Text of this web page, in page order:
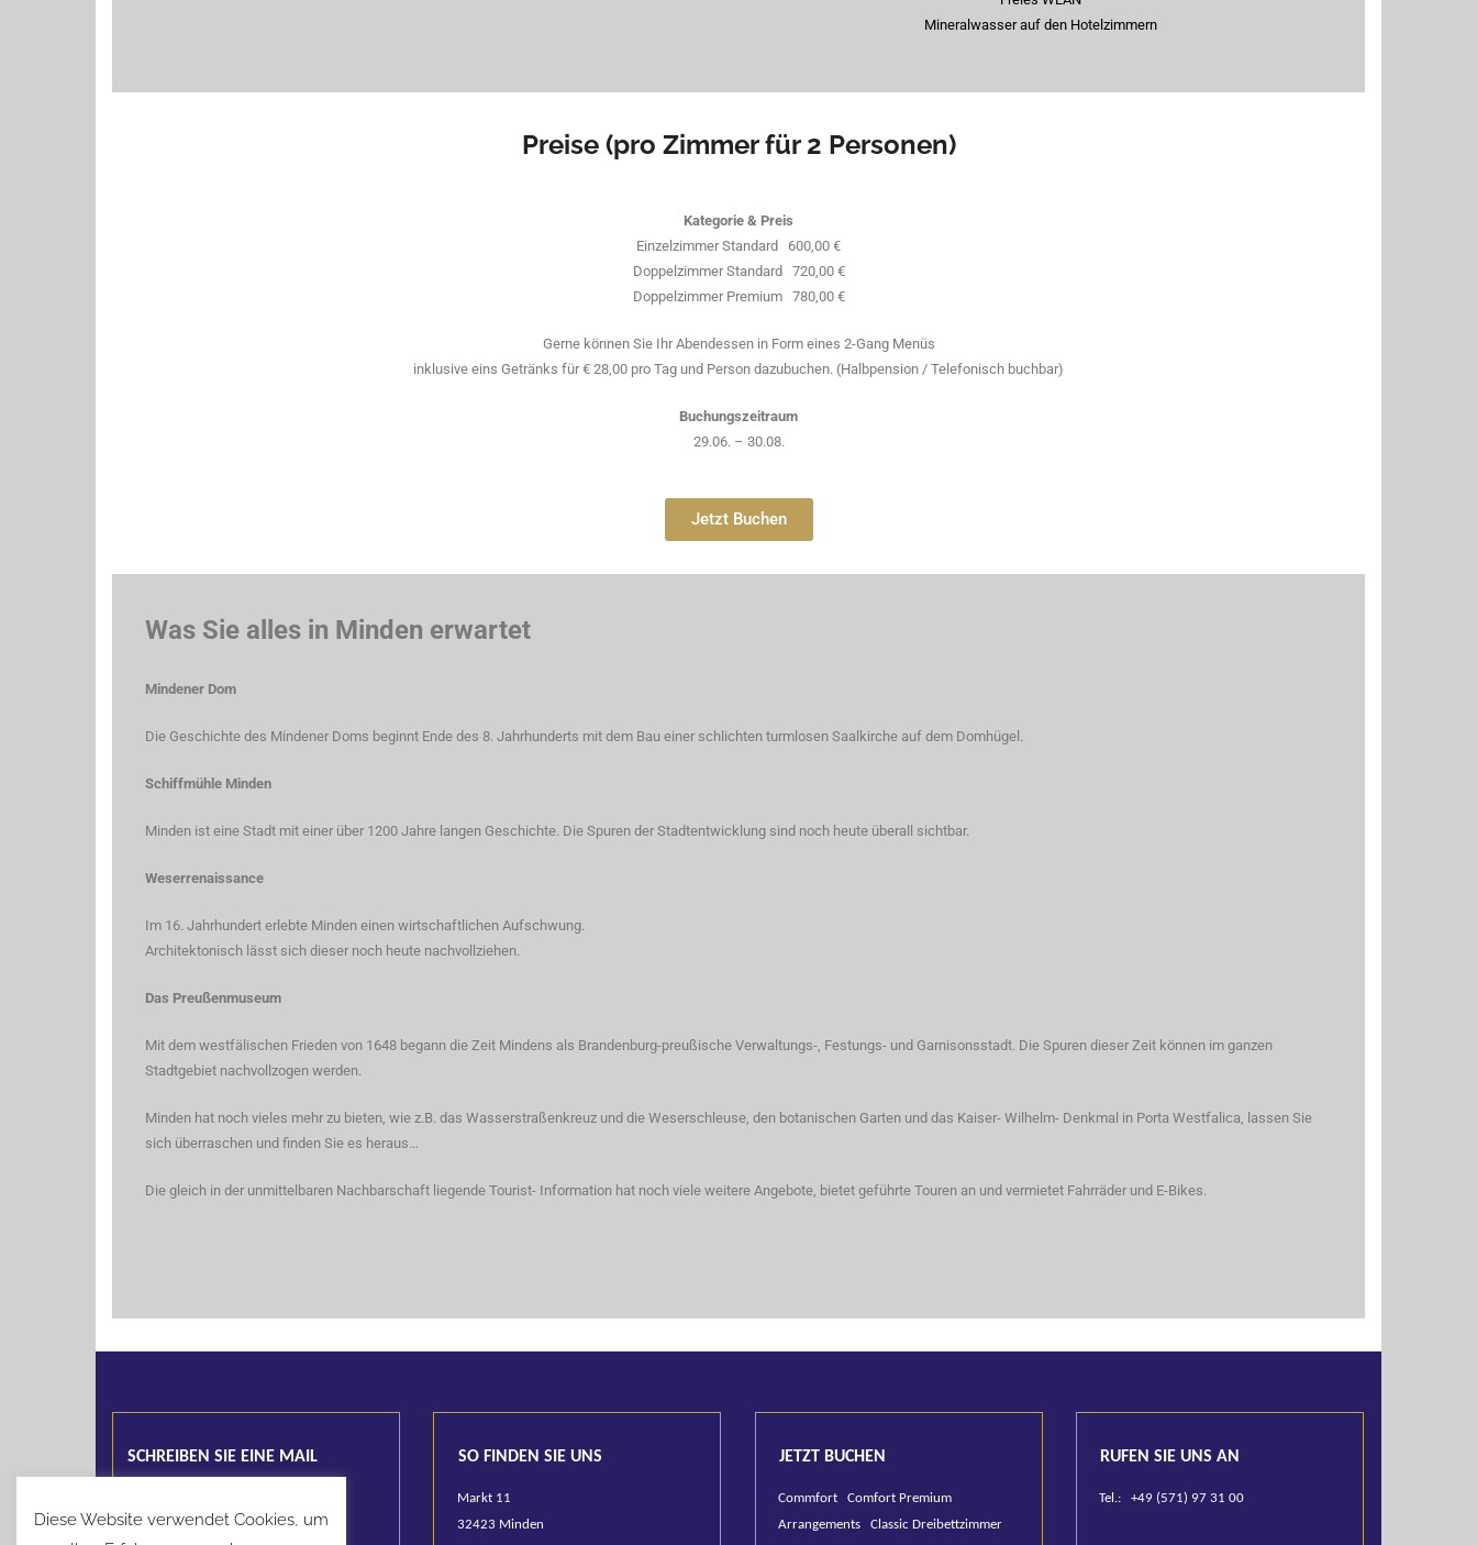
Mineralwasser auf den Hotelzimmern
Preise (pro Zimmer für 2 Personen)
Kategorie & Preis
Einzelzimmer Standard 600,00 €
Doppelzimmer Standard 720,00 €
Doppelzimmer Premium 780,00 €
Gerne können Sie Ihr Abendessen in Form eines 2-Gang Menüs
inklusive eins Getränks für € 28,00 pro Tag und Person dazubuchen. (Halbpension / Telefonisch buchbar)
Buchungszeitraum
29.06. – 30.08.
Jetzt Buchen
Was Sie alles in Minden erwartet
Mindener Dom
Die Geschichte des Mindener Doms beginnt Ende des 8. Jahrhunderts mit dem Bau einer schlichten turmlosen Saalkirche auf dem Domhügel.
Schiffmühle Minden
Minden ist eine Stadt mit einer über 1200 Jahre langen Geschichte. Die Spuren der Stadtentwicklung sind noch heute überall sichtbar.
Weserrenaissance
Im 16. Jahrhundert erlebte Minden einen wirtschaftlichen Aufschwung.
Architektonisch lässt sich dieser noch heute nachvollziehen.
Das Preußenmuseum
Mit dem westfälischen Frieden von 1648 begann die Zeit Mindens als Brandenburg-preußische Verwaltungs-, Festungs- und Garnisonsstadt. Die Spuren dieser Zeit können im ganzen
Stadtgebiet nachvollzogen werden.
Minden hat noch vieles mehr zu bieten, wie z.B. das Wasserstraßenkreuz und die Weserschleuse, den botanischen Garten und das Kaiser- Wilhelm- Denkmal in Porta Westfalica, lassen Sie
sich überraschen und finden Sie es heraus…
Die gleich in der unmittelbaren Nachbarschaft liegende Tourist- Information hat noch viele weitere Angebote, bietet geführte Touren an und vermietet Fahrräder und E-Bikes.
SCHREIBEN SIE EINE MAIL SO FINDEN SIE UNS
Markt 11
32423 Minden
JETZT BUCHEN
Commfort
Comfort Premium
Arrangements
Classic Dreibettzimmer
RUFEN SIE UNS AN
Tel.: +49 (571) 97 31 00
Diese Website verwendet Cookies, um